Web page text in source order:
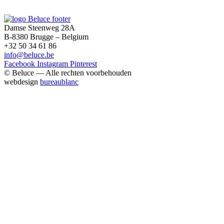
Damse Steenweg 28A
B-8380 Brugge – Belgium
+32 50 34 61 86
info@beluce.be
Facebook Instagram Pinterest
© Beluce — Alle rechten voorbehouden
webdesign bureaublanc